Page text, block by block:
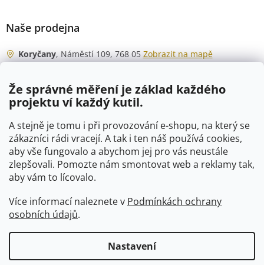
Že správné měření je základ každého
projektu ví každý kutil.
A stejně je tomu i při provozování e-shopu, na který se
zákazníci rádi vracejí. A tak i ten náš používá cookies,
aby vše fungovalo a abychom jej pro vás neustále
zlepšovali. Pomozte nám smontovat web a reklamy tak,
aby vám to lícovalo.
Více informací naleznete v Podmínkách ochrany
osobních údajů.
Nastavení
Naše prodejna
Koryčany, Náměstí 109, 768 05Zobrazit na mapě
Po - Čt
06:00 - 07:00
07:30 - 15:30
Pá
06:00 - 07:00
07:30 - 15:00
So
07:00 - 10:00
Ne
zavřeno